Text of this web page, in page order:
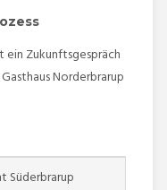
ein Zukunftsgespräch
Norderbrarup
Süderbrarup